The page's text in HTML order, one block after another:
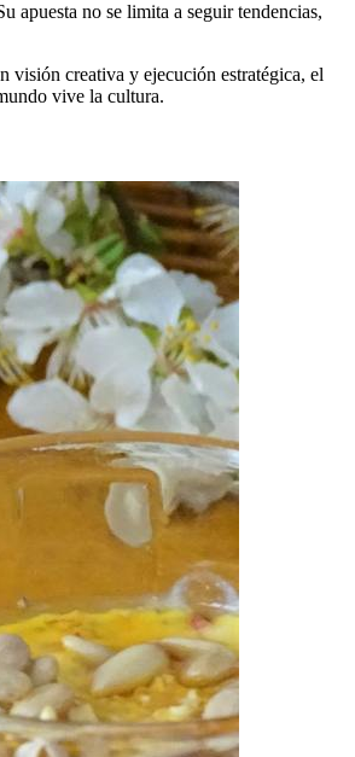
apuesta no se limita a seguir tendencias,
visión creativa y ejecución estratégica, el
vive la cultura.